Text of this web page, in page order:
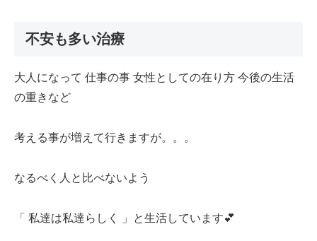
不安も多い治療
大人になって 仕事の事 女性としての在り方 今後の生活
の重きなど
考える事が増えて行きますが。。。
なるべく人と比べないよう
「 私達は私達らしく 」と生活しています💕